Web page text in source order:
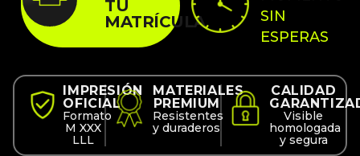
TU
MATRÍCULA
SIN
ESPERAS
IMPRESIÓN
OFICIAL
Formato
M XXX
LLL
MATERIALES
PREMIUM
Resistentes
y duraderos
CALIDAD
Visible
homologada
y segura